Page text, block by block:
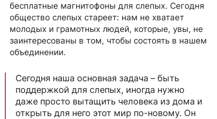
бесплатные магнитофоны для слепых. Сегодня
общество слепых стареет: нам не хватает
молодых и грамотных людей, которые, увы, не
заинтересованы в том, чтобы состоять в нашем
объединении.
Сегодня наша основная задача – быть
поддержкой для слепых, иногда нужно
даже просто вытащить человека из дома и
открыть для него этот мир по-новому. Он